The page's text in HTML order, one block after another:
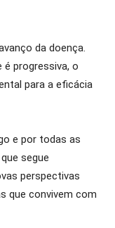
da doença.
é progressiva, o
para a eficácia
e por todas as
segue
perspectivas
que convivem com